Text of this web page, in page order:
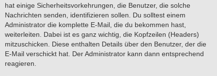
hat einige Sicherheitsvorkehrungen, die Benutzer, die solche
Nachrichten senden, identifizieren sollen. Du solltest einem
Administrator die komplette E-Mail, die du bekommen hast,
weiterleiten. Dabei ist es ganz wichtig, die Kopfzeilen (Headers)
mitzuschicken. Diese enthalten Details über den Benutzer, der die
E-Mail verschickt hat. Der Administrator kann dann entsprechend
reagieren.